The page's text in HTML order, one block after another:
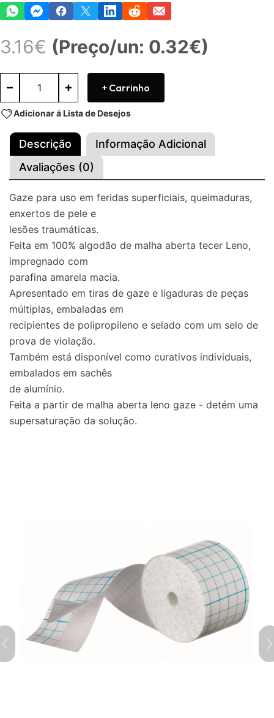
3.16€ (Preço/un: 0.32€)
+ Carrinho
Adicionar á Lista de Desejos
Descrição
Informação Adicional
Avaliações (0)
Gaze para uso em feridas superficiais, queimaduras,
enxertos de pele e
lesões traumáticas.
Feita em 100% algodão de malha aberta tecer Leno,
impregnado com
parafina amarela macia.
Apresentado em tiras de gaze e ligaduras de peças
múltiplas, embaladas em
recipientes de polipropileno e selado com um selo de
prova de violação.
Também está disponível como curativos individuais,
embalados em sachês
de alumínio.
Feita a partir de malha aberta leno gaze - detém uma
supersaturação da solução.